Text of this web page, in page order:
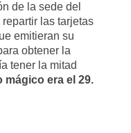
de la sede del
las tarjetas
emitieran su
obtener la
tener la mitad
mágico era el 29.